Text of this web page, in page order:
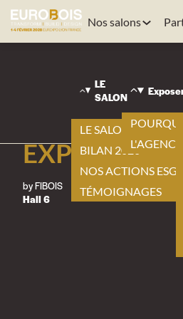
Nos salons
EUROBOIS |
by FIBOIS
Hall 6
LE
SALON
LE SALON 2026
BILAN 2026
NOS ACTIONS ESG
TÉMOIGNAGES